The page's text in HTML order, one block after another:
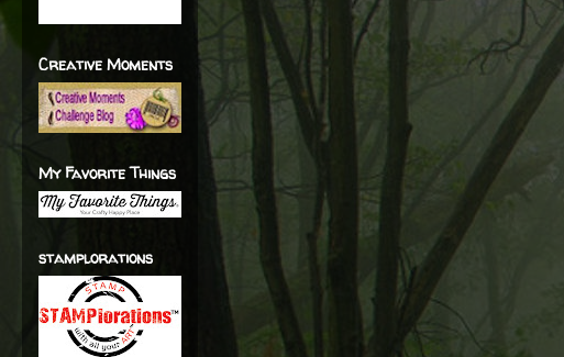
Creative Moments
My Favorite Things
stamplorations